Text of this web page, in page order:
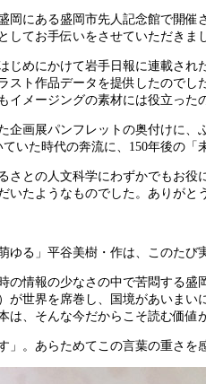
岡にある盛岡市先人記念館で開催
してお手伝いをさせていただきま
じめにかけて岩手日報に連載さ
スト作品データを提供したので
イメージングの素材には役立った
企画展パンフレットの奥付けに、
ていた時代の奔流に、150年後の
さとの人文科学にわずかでもお
いたようなものでした。ありがと
ゆる」平谷美樹・作は、このたび
の情報の少なさの中で苦悶する
が世界を席巻し、国境があいま
は、そんな今だからこそ読む価値
」。あらためてこの言葉の重さを